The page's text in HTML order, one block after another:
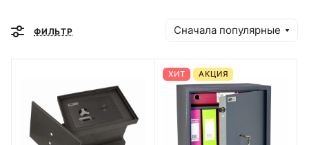
ФИЛЬТР Сначала популярные
ХИТ АКЦИЯ